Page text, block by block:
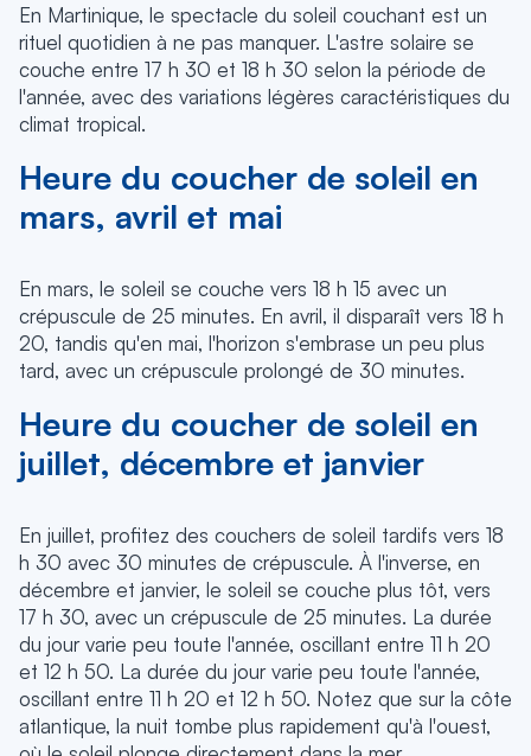
En Martinique, le spectacle du soleil couchant est un
rituel quotidien à ne pas manquer. L'astre solaire se
couche entre 17 h 30 et 18 h 30 selon la période de
l'année, avec des variations légères caractéristiques du
climat tropical.
Heure du coucher de soleil en
mars, avril et mai
En mars, le soleil se couche vers 18 h 15 avec un
crépuscule de 25 minutes. En avril, il disparaît vers 18 h
20, tandis qu'en mai, l'horizon s'embrase un peu plus
tard, avec un crépuscule prolongé de 30 minutes.
Heure du coucher de soleil en
juillet, décembre et janvier
En juillet, profitez des couchers de soleil tardifs vers 18
h 30 avec 30 minutes de crépuscule. À l'inverse, en
décembre et janvier, le soleil se couche plus tôt, vers
17 h 30, avec un crépuscule de 25 minutes. La durée
du jour varie peu toute l'année, oscillant entre 11 h 20
et 12 h 50. La durée du jour varie peu toute l'année,
oscillant entre 11 h 20 et 12 h 50. Notez que sur la côte
atlantique, la nuit tombe plus rapidement qu'à l'ouest,